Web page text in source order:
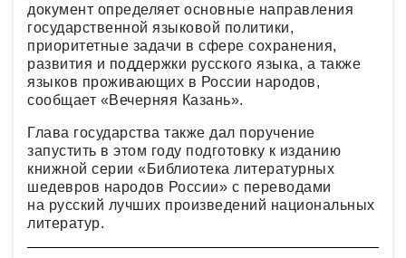
документ определяет основные направления
государственной языковой политики,
приоритетные задачи в сфере сохранения,
развития и поддержки русского языка, а также
языков проживающих в России народов,
сообщает «Вечерняя Казань».
Глава государства также дал поручение
запустить в этом году подготовку к изданию
книжной серии «Библиотека литературных
шедевров народов России» с переводами
на русский лучших произведений национальных
литератур.